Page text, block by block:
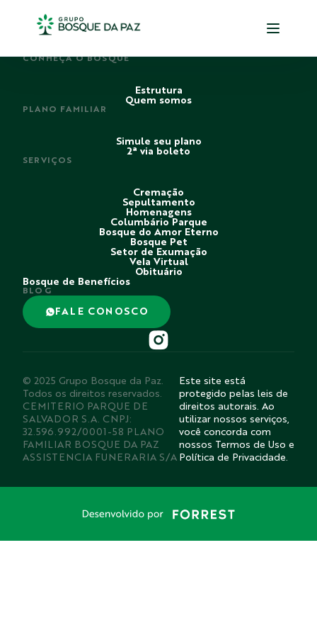
CONHEÇA O BOSQUE
Estrutura
Quem somos
PLANO FAMILIAR
Simule seu plano
2ª via boleto
SERVIÇOS
Cremação
Sepultamento
Homenagens
Columbário Parque
Bosque do Amor Eterno
Bosque Pet
Setor de Exumação
Vela Virtual
Obituário
Bosque de Benefícios
BLOG
FALE CONOSCO
© 2025 Grupo Bosque da Paz.
Todos os direitos reservados.
CEMITERIO PARQUE DE
SALVADOR S.A. CNPJ:
32.596.992/0001-58 PLANO
FAMILIAR BOSQUE DA PAZ
ASSISTENCIA FUNERARIA S/A
Este site está
protegido pelas leis de
direitos autorais. Ao
utilizar nossos serviços,
você concorda com
nossos Termos de Uso e
Política de Privacidade.